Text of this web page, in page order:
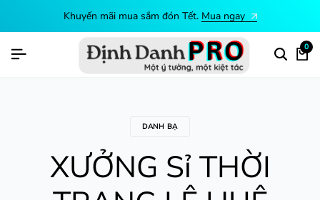
Khuyến mãi mua sắm đón Tết. Mua ngay
0
DANH BẠ
XƯỞNG Sỉ THỜI